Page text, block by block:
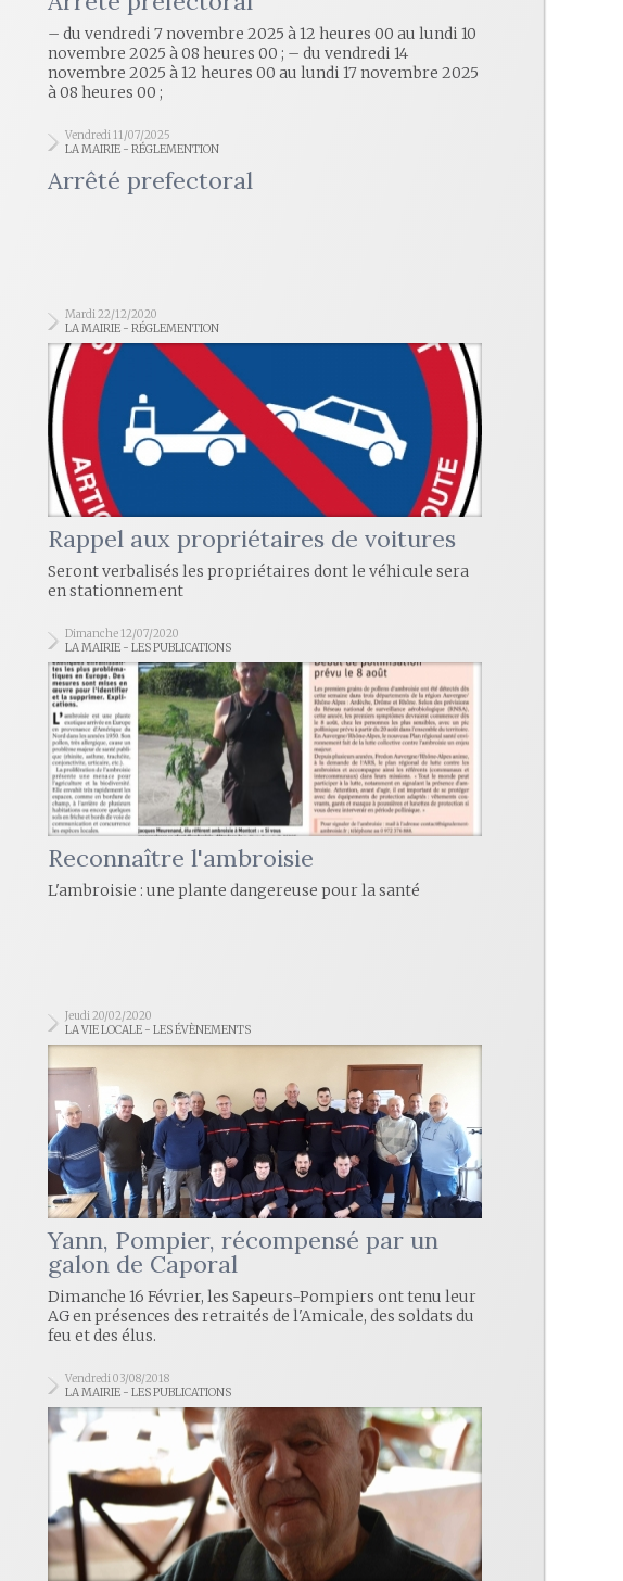
– du vendredi 7 novembre 2025 à 12 heures 00 au lundi 10
novembre 2025 à 08 heures 00 ; – du vendredi 14
novembre 2025 à 12 heures 00 au lundi 17 novembre 2025
à 08 heures 00 ;
Vendredi 11/07/2025
LA MAIRIE - RÉGLEMENTION
Arrêté prefectoral
Mardi 22/12/2020
LA MAIRIE - RÉGLEMENTION
Rappel aux propriétaires de voitures
Seront verbalisés les propriétaires dont le véhicule sera
en stationnement
Dimanche 12/07/2020
LA MAIRIE - LES PUBLICATIONS
Reconnaître l'ambroisie
L'ambroisie : une plante dangereuse pour la santé
Jeudi 20/02/2020
LA VIE LOCALE - LES ÉVÈNEMENTS
Yann, Pompier, récompensé par un
galon de Caporal
Dimanche 16 Février, les Sapeurs-Pompiers ont tenu leur
AG en présences des retraités de l'Amicale, des soldats du
feu et des élus.
Vendredi 03/08/2018
LA MAIRIE - LES PUBLICATIONS